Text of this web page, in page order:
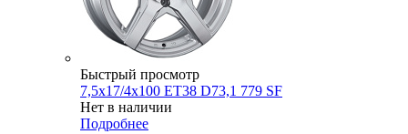
Быстрый просмотр
7,5x17/4x100 ET38 D73,1 779 SF
Нет в наличии
Подробнее